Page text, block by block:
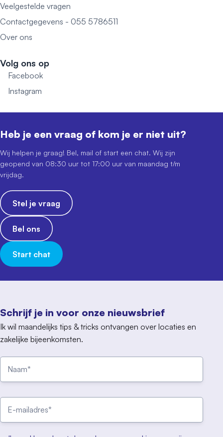
Veelgestelde vragen
Contactgegevens - 055 5786511
Over ons
Volg ons op
Facebook
Instagram
Schrijf je in voor onze nieuwsbrief
Ik wil maandelijks tips & tricks ontvangen over locaties en
zakelijke bijeenkomsten.
Heb je een vraag of kom je er niet uit?
Wij helpen je graag! Bel, mail of start een chat. Wij zijn
geopend van 08:30 uur tot 17:00 uur van maandag t/m
vrijdag.
Stel je vraag
Bel ons
Start chat